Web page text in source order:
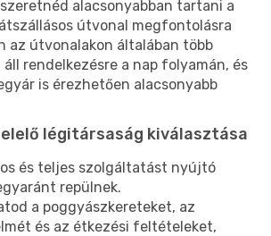
alacsonyabban tartani a
útvonal megfontolásra
az útvonalakon általában több
rendelkezésre a nap folyamán, és
is érezhetően alacsonyabb
légitársaság kiválasztása
és teljes szolgáltatást nyújtó
repülnek.
a poggyászkereteket, az
és az étkezési feltételeket,